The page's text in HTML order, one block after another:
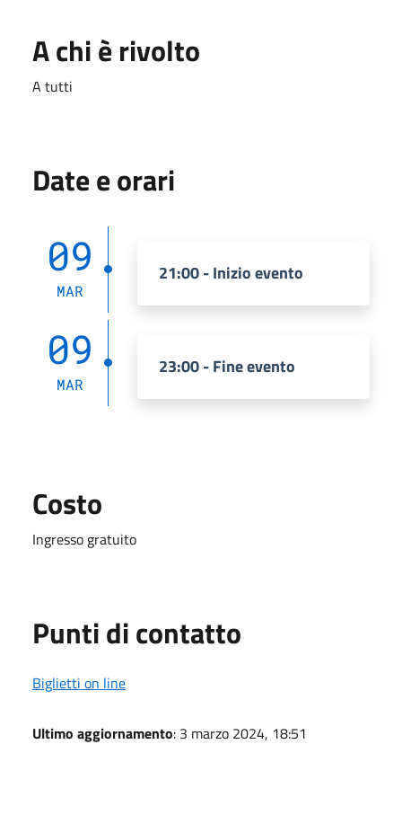
A chi è rivolto
A tutti
Date e orari
09
MAR
21:00 - Inizio evento
09
MAR
23:00 - Fine evento
Costo
Ingresso gratuito
Punti di contatto
Biglietti on line
Ultimo aggiornamento: 3 marzo 2024, 18:51